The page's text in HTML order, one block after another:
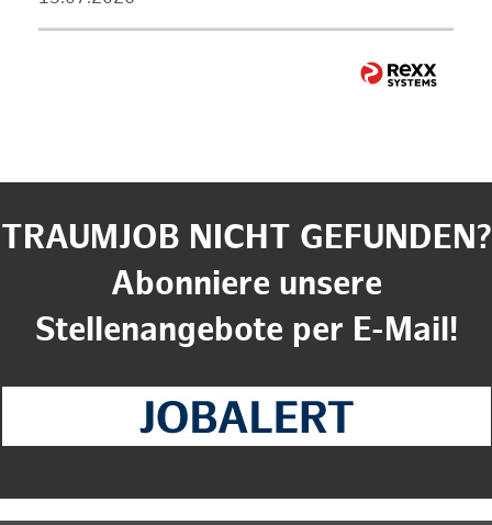
TRAUMJOB NICHT GEFUNDEN?
Abonniere unsere
Stellenangebote per E-Mail!